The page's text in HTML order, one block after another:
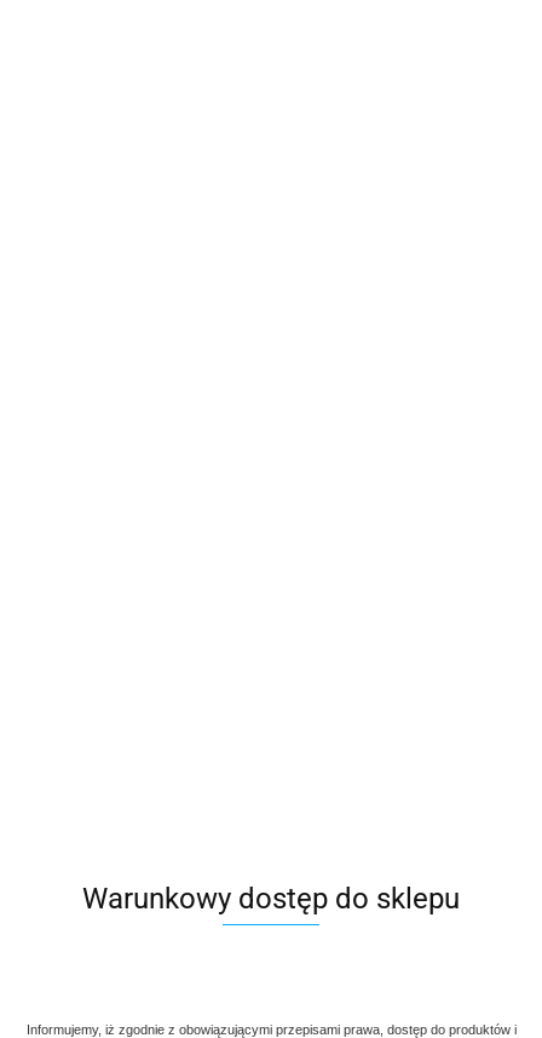
Warunkowy dostęp do sklepu
Informujemy, iż zgodnie z obowiązującymi przepisami prawa, dostęp do produktów i